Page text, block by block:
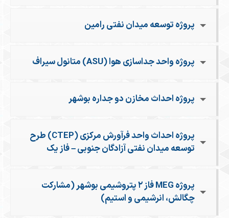
پروژه توسعه میدان نفتی رامین
پروژه واحد جداسازی هوا (ASU) متانول سیراف
پروژه احداث مخازن دو جداره بوشهر
پروژه احداث واحد فرآورش مرکزی (CTEP) طرح
توسعه میدان نفتی آزادگان جنوبی – فاز یک
پروژه MEG فاز ۲ پتروشیمی بوشهر (مشارکت
چگالش، انرشیمی و استیم)